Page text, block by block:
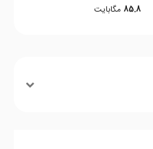
85.8 مگابایت